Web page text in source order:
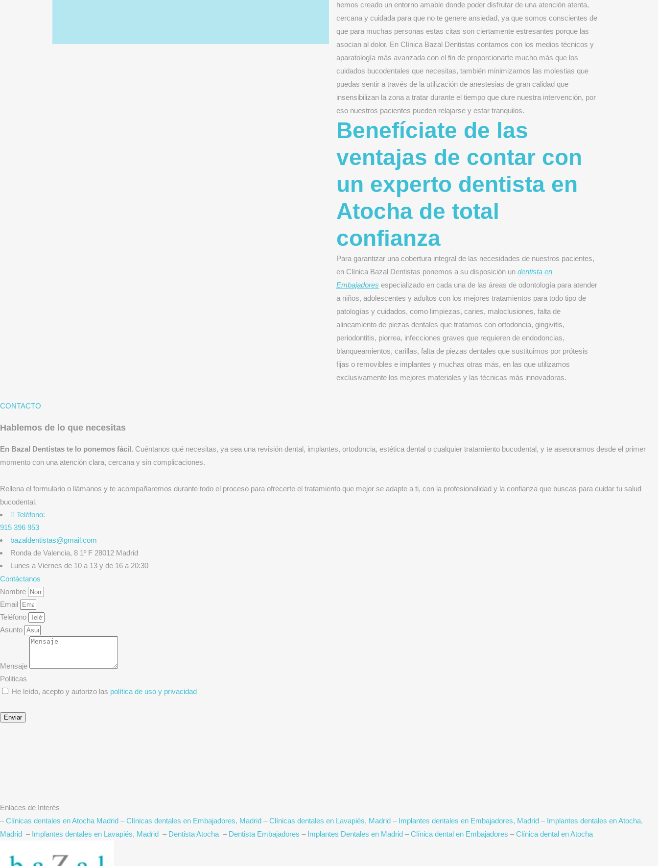
hemos creado un entorno amable donde poder disfrutar de una atención atenta,
cercana y cuidada para que no te genere ansiedad, ya que somos conscientes de
que para muchas personas estas citas son ciertamente estresantes porque las
asocian al dolor. En Clínica Bazal Dentistas contamos con los medios técnicos y
aparatología más avanzada con el fin de proporcionarte mucho más que los
cuidados bucodentales que necesitas, también minimizamos las molestias que
puedas sentir a través de la utilización de anestesias de gran calidad que
insensibilizan la zona a tratar durante el tiempo que dure nuestra intervención, por
eso nuestros pacientes pueden relajarse y estar tranquilos.
Benefíciate de las
ventajas de contar con
un experto dentista en
Atocha de total
confianza
Para garantizar una cobertura integral de las necesidades de nuestros pacientes,
en Clínica Bazal Dentistas ponemos a su disposición un dentista en
Embajadores especializado en cada una de las áreas de odontología para atender
a niños, adolescentes y adultos con los mejores tratamientos para todo tipo de
patologías y cuidados, como limpiezas, caries, maloclusiones, falta de
alineamiento de piezas dentales que tratamos con ortodoncia, gingivitis,
periodontitis, piorrea, infecciones graves que requieren de endodoncias,
blanqueamientos, carillas, falta de piezas dentales que sustituimos por prótesis
fijas o removibles e implantes y muchas otras más, en las que utilizamos
exclusivamente los mejores materiales y las técnicas más innovadoras.
CONTACTO
Hablemos de lo que necesitas
En Bazal Dentistas te lo ponemos fácil. Cuéntanos qué necesitas, ya sea una revisión dental, implantes, ortodoncia, estética dental o cualquier tratamiento bucodental, y te asesoramos desde el primer
momento con una atención clara, cercana y sin complicaciones.
Rellena el formulario o llámanos y te acompañaremos durante todo el proceso para ofrecerte el tratamiento que mejor se adapte a ti, con la profesionalidad y la confianza que buscas para cuidar tu salud
bucodental.
Teléfono:
915 396 953
bazaldentistas@gmail.com
Ronda de Valencia, 8 1º F 28012 Madrid
Lunes a Viernes de 10 a 13 y de 16 a 20:30
Contáctanos
Nombre
Email
Teléfono
Asunto
Mensaje
Politicas
He leído, acepto y autorizo las política de uso y privacidad
Enviar
Enlaces de Interés
–Clínicas dentales en Atocha Madrid –Clínicas dentales en Embajadores, Madrid –Clínicas dentales en Lavapiés, Madrid – Implantes dentales en Embajadores, Madrid – Implantes dentales en Atocha,
Madrid – Implantes dentales en Lavapiés, Madrid – Dentista Atocha – Dentista Embajadores – Implantes Dentales en Madrid –Clínica dental en Embajadores –Clínica dental en Atocha